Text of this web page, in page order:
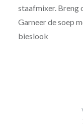
staafmixer. Breng
Garneer de soep
bieslook